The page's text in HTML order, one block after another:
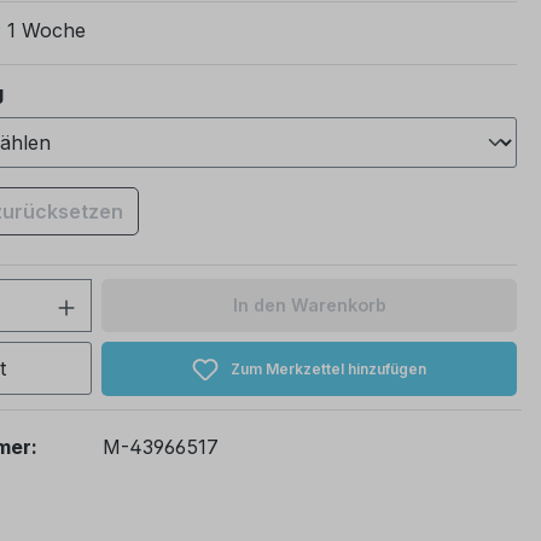
1 Woche
auswählen
Anzahl: Gib den gewünschten Wert
In den Warenkorb
Zum Merkzettel hinzufügen
M-43966517